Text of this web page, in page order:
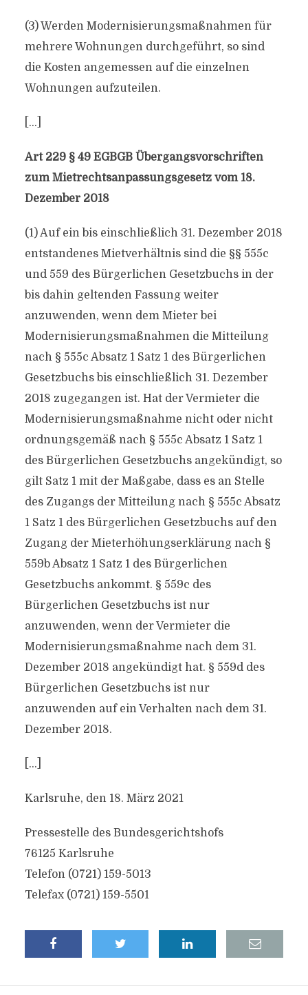
(3) Werden Modernisierungsmaßnahmen für
mehrere Wohnungen durchgeführt, so sind
die Kosten angemessen auf die einzelnen
Wohnungen aufzuteilen.
[…]
Art 229 § 49 EGBGB Übergangsvorschriften
zum Mietrechtsanpassungsgesetz vom 18.
Dezember 2018
(1) Auf ein bis einschließlich 31. Dezember 2018
entstandenes Mietverhältnis sind die §§ 555c
und 559 des Bürgerlichen Gesetzbuchs in der
bis dahin geltenden Fassung weiter
anzuwenden, wenn dem Mieter bei
Modernisierungsmaßnahmen die Mitteilung
nach § 555c Absatz 1 Satz 1 des Bürgerlichen
Gesetzbuchs bis einschließlich 31. Dezember
2018 zugegangen ist. Hat der Vermieter die
Modernisierungsmaßnahme nicht oder nicht
ordnungsgemäß nach § 555c Absatz 1 Satz 1
des Bürgerlichen Gesetzbuchs angekündigt, so
gilt Satz 1 mit der Maßgabe, dass es an Stelle
des Zugangs der Mitteilung nach § 555c Absatz
1 Satz 1 des Bürgerlichen Gesetzbuchs auf den
Zugang der Mieterhöhungserklärung nach §
559b Absatz 1 Satz 1 des Bürgerlichen
Gesetzbuchs ankommt. § 559c des
Bürgerlichen Gesetzbuchs ist nur
anzuwenden, wenn der Vermieter die
Modernisierungsmaßnahme nach dem 31.
Dezember 2018 angekündigt hat. § 559d des
Bürgerlichen Gesetzbuchs ist nur
anzuwenden auf ein Verhalten nach dem 31.
Dezember 2018.
[…]
Karlsruhe, den 18. März 2021
Pressestelle des Bundesgerichtshofs
76125 Karlsruhe
Telefon (0721) 159-5013
Telefax (0721) 159-5501